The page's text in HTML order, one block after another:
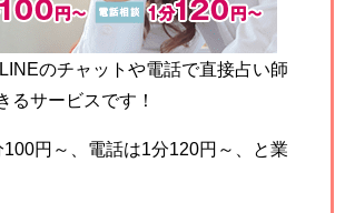
のチャットや電話で直接占い師
るサービスです！
円～、電話は1分120円～、と業